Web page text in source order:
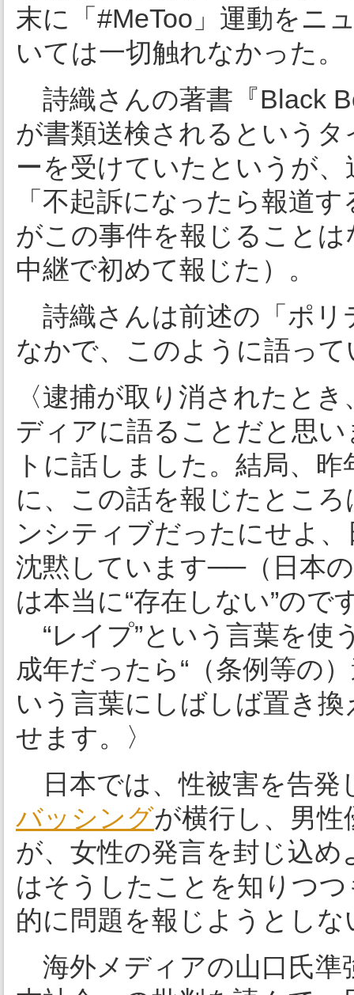
末に「#MeToo」運動をニ
いては一切触れなかった。
詩織さんの著書『Black
が書類送検されるという
ーを受けていたというが
「不起訴になったら報道
がこの事件を報じること
中継で初めて報じた）。
詩織さんは前述の「ポリ
なかで、このように語って
〈逮捕が取り消されたと
ディアに語ることだと思
トに話しました。結局、昨
に、この話を報じたとこ
ンシティブだったにせよ
沈黙しています──（日本
は本当に“存在しない”ので
“レイプ”という言葉を使
成年だったら“（条例等の
いう言葉にしばしば置き
せます。〉
日本では、性被害を告発
バッシングが横行し、男
が、女性の発言を封じ込
はそうしたことを知りつ
的に問題を報じようとしな
海外メディアの山口氏準